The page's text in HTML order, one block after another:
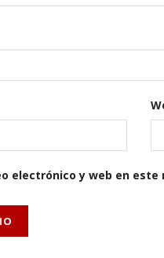
electrónico y web en